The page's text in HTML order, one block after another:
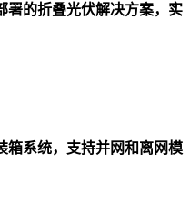
署的折叠光伏解决方案，实
箱系统，支持并网和离网模